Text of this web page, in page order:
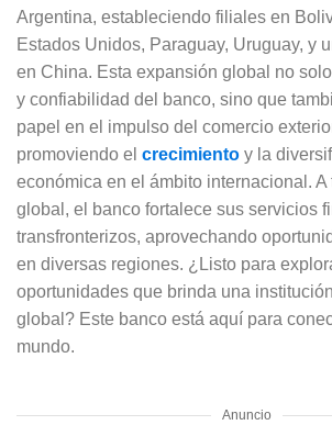
Argentina, estableciendo filiales en
Estados Unidos, Paraguay, Uruguay, y
en China. Esta expansión global no
y confiabilidad del banco, sino que
papel en el impulso del comercio
promoviendo el crecimiento y la
económica en el ámbito internacional. A
global, el banco fortalece sus servicios
transfronterizos, aprovechando
en diversas regiones. ¿Listo para
oportunidades que brinda una
global? Este banco está aquí para
mundo.
Anuncio